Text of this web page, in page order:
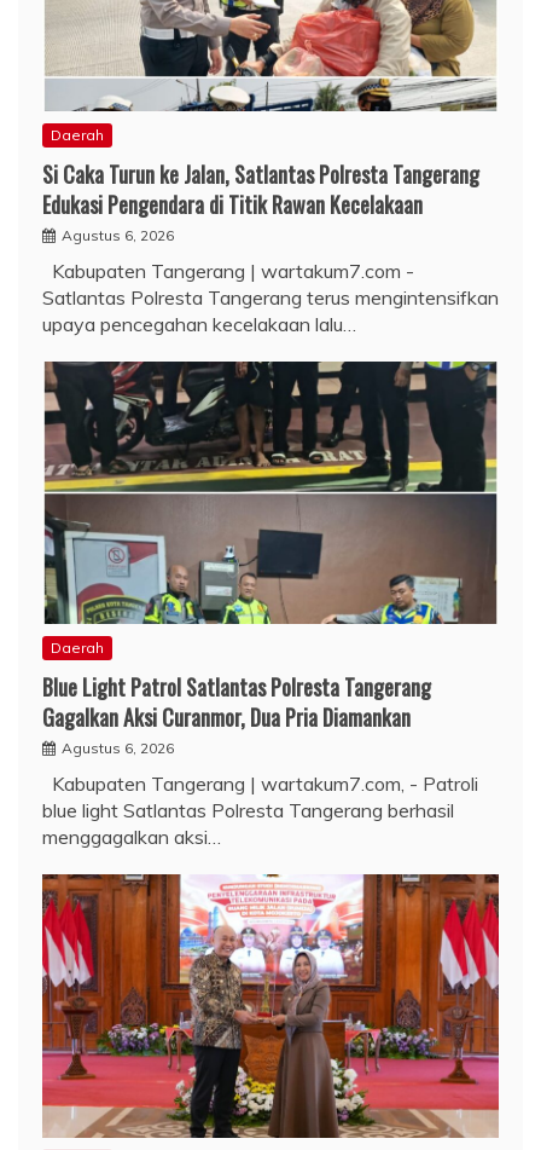
Daerah
Si Caka Turun ke Jalan, Satlantas Polresta Tangerang
Edukasi Pengendara di Titik Rawan Kecelakaan
Agustus 6, 2026
Kabupaten Tangerang | wartakum7.com -
Satlantas Polresta Tangerang terus mengintensifkan
upaya pencegahan kecelakaan lalu…
Daerah
Blue Light Patrol Satlantas Polresta Tangerang
Gagalkan Aksi Curanmor, Dua Pria Diamankan
Agustus 6, 2026
Kabupaten Tangerang | wartakum7.com, - Patroli
blue light Satlantas Polresta Tangerang berhasil
menggagalkan aksi…